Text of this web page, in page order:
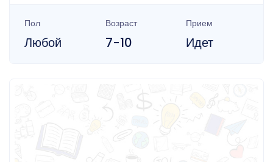
Пол
Любой
Возраст
7-10
Прием
Идет